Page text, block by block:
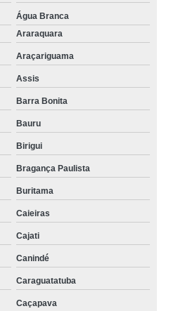
Água Branca
Araraquara
Araçariguama
Assis
Barra Bonita
Bauru
Birigui
Bragança Paulista
Buritama
Caieiras
Cajati
Canindé
Caraguatatuba
Caçapava